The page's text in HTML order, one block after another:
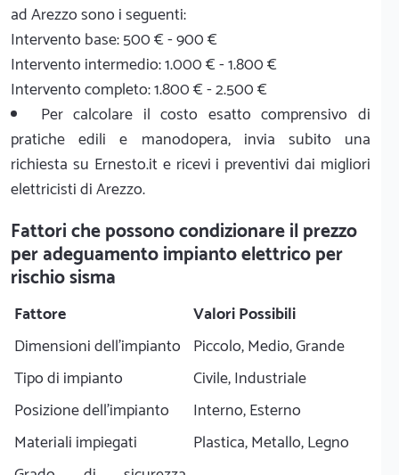
ad Arezzo sono i seguenti:
Intervento base: 500 € - 900 €
Intervento intermedio: 1.000 € - 1.800 €
Intervento completo: 1.800 € - 2.500 €
Per calcolare il costo esatto comprensivo di
pratiche edili e manodopera, invia subito una
richiesta su Ernesto.it e ricevi i preventivi dai migliori
elettricisti di Arezzo.
Fattori che possono condizionare il prezzo
per adeguamento impianto elettrico per
rischio sisma
Fattore
Valori Possibili
Dimensioni dell'impianto Piccolo, Medio, Grande
Tipo di impianto
Civile, Industriale
Posizione dell'impianto
Interno, Esterno
Materiali impiegati
Plastica, Metallo, Legno